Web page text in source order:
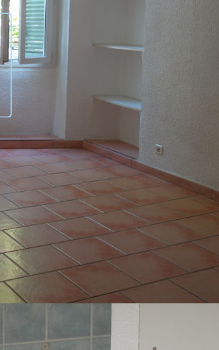
et 600€. Pour la date de référence
Calculer mon budget